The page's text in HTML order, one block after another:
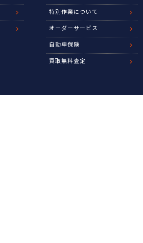
特別作業について
オーダーサービス
自動車保険
買取無料査定